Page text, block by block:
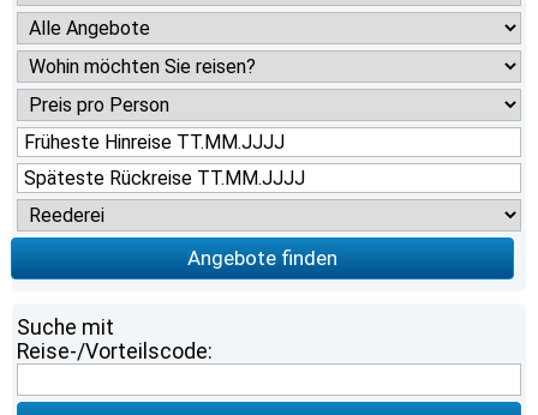
Angebote finden
Suche mit
Reise-/Vorteilscode: